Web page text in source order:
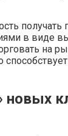
получать
в виде
на
новых